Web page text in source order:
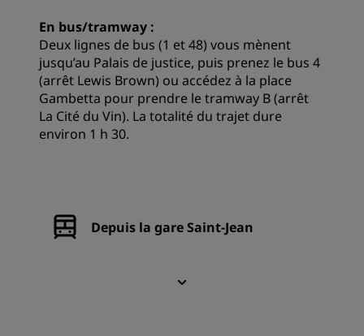
En bus/tramway :
Deux lignes de bus (1 et 48) vous mènent
jusqu’au Palais de justice, puis prenez le bus 4
(arrêt Lewis Brown) ou accédez à la place
Gambetta pour prendre le tramway B (arrêt
La Cité du Vin). La totalité du trajet dure
environ 1 h 30.
Depuis la gare Saint-Jean